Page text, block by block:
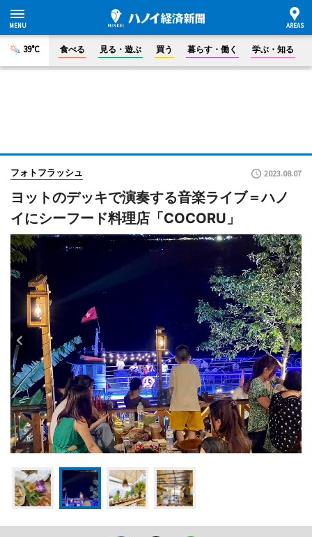
39°C 食べる 見る・遊ぶ 買う 暮らす・働く 学ぶ・知る
フォトフラッシュ 2023.08.07
ヨットのデッキで演奏する音楽ライブ＝ハノ
イにシーフード料理店「COCORU」